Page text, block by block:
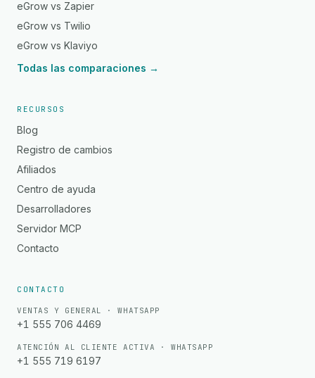
eGrow vs Zapier
eGrow vs Twilio
eGrow vs Klaviyo
Todas las comparaciones →
RECURSOS
Blog
Registro de cambios
Afiliados
Centro de ayuda
Desarrolladores
Servidor MCP
Contacto
CONTACTO
VENTAS Y GENERAL · WHATSAPP
+1 555 706 4469
ATENCIÓN AL CLIENTE ACTIVA · WHATSAPP
+1 555 719 6197